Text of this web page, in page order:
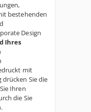
bestehenden
Design
Ihres
mit
drücken Sie die
Ihren
die Sie